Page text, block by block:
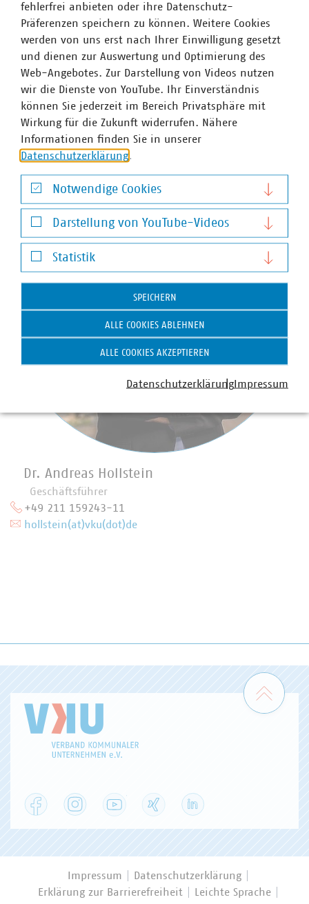
Dr. Jürgen Kruse
Stv. Geschäftsführer
+49 211 159243-13
kruse(at)vku(dot)de
Dr. Andreas Hollstein
Geschäftsführer
+49 211 159243-11
hollstein(at)vku(dot)de
Zum
Facebook Instagram YouTube
Impressum
Datenschutzerklärung
Erklärung zur Barrierefreiheit
Leichte Sprache
fehlerfrei anbieten oder ihre Datenschutz-
Präferenzen speichern zu können. Weitere Cookies
werden von uns erst nach Ihrer Einwilligung gesetzt
und dienen zur Auswertung und Optimierung des
Web-Angebotes. Zur Darstellung von Videos nutzen
wir die Dienste von YouTube. Ihr Einverständnis
können Sie jederzeit im Bereich Privatsphäre mit
Wirkung für die Zukunft widerrufen. Nähere
Informationen finden Sie in unserer
Datenschutzerklärung
Notwendige Cookies
Notwendige Cookies
Darstellung von YouTube-Videos
Darstellung von YouTube-Videos
Statistik
Statistik
SPEICHERN
ALLE COOKIES ABLEHNEN
ALLE COOKIES AKZEPTIEREN
DatenschutzerklärungImpressum